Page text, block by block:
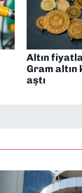
Altın
Gram
aştı